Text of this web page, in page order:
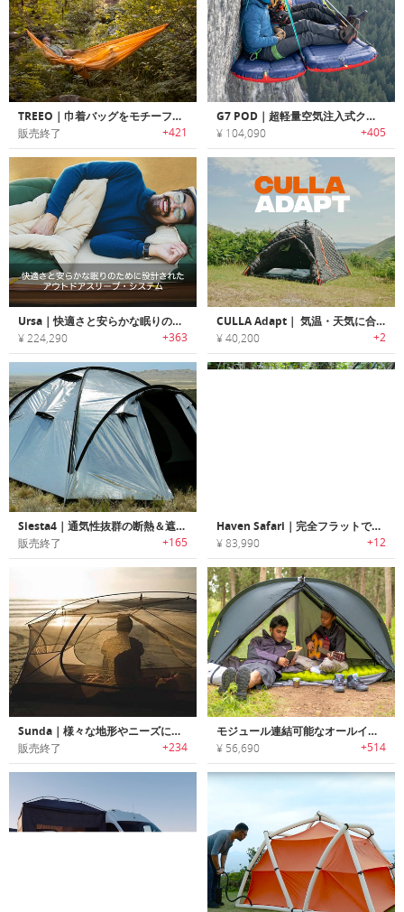
TREEO｜巾着バッグをモチーフにデザインされた3イン1ポータブルハンモック「ツリーオ」
販売終了 +421
G7 POD｜超軽量空気注入式クライミングレッジ「G7ポッド」
¥ 104,090 +405
Ursa｜快適さと安らかな眠りのために設計されたアウトドアスリープ・システム「アーサ」
¥ 224,290 +363
CULLA Adapt｜ 気温・天気に合わせて快適に！テント用インサート
¥ 40,200 +2
Siesta4｜通気性抜群の断熱＆遮光テント「シエスタ４」
販売終了 +165
Haven Safari｜完全フラットで寝られるオールインワンハンモックテント「ヘブンサファリ」
¥ 83,990 +12
Sunda｜様々な地形やニーズに対応可能な2 in 1ハンモックテント「サンダ」
販売終了 +234
モジュール連結可能なオールインワンスーパーテント「RhinoWolf 2.0（ライノウルフ2.0）」
¥ 56,690 +514